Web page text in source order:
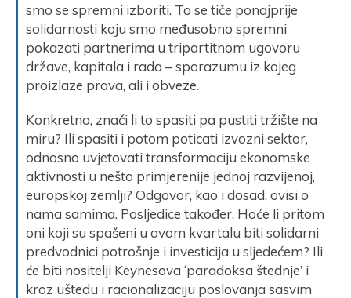
smo se spremni izboriti. To se tiče ponajprije
solidarnosti koju smo međusobno spremni
pokazati partnerima u tripartitnom ugovoru
države, kapitala i rada – sporazumu iz kojeg
proizlaze prava, ali i obveze.
Konkretno, znači li to spasiti pa pustiti tržište na
miru? Ili spasiti i potom poticati izvozni sektor,
odnosno uvjetovati transformaciju ekonomske
aktivnosti u nešto primjerenije jednoj razvijenoj,
europskoj zemlji? Odgovor, kao i dosad, ovisi o
nama samima. Posljedice također. Hoće li pritom
oni koji su spašeni u ovom kvartalu biti solidarni
predvodnici potrošnje i investicija u sljedećem? Ili
će biti nositelji Keynesova ‘paradoksa štednje’ i
kroz uštedu i racionalizaciju poslovanja sasvim